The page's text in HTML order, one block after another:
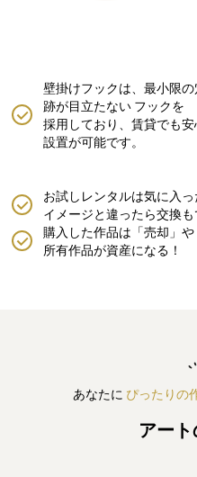
壁掛けフックは、最小限の
跡が目立たない フックを
採用しており、賃貸でも安
設置が可能です。
購入した作品は「売却」や
所有作品が資産になる！
お試しレンタルは気に入っ
イメージと違ったら交換も
あなたに ぴったりの
アー